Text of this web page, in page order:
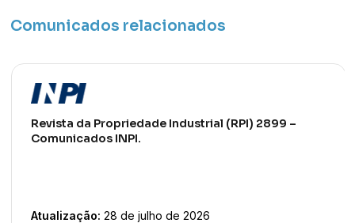
Comunicados relacionados
Revista da Propriedade Industrial (RPI) 2899 –
Comunicados INPI.
Atualização: 28 de julho de 2026